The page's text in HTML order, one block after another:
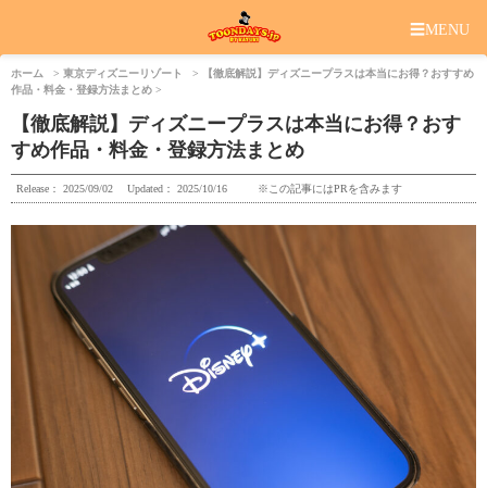
☰MENU
ホーム 東京ディズニーリゾート
【徹底解説】ディズニープラスは本当にお得？おすすめ
作品・料金・登録方法まとめ
【徹底解説】ディズニープラスは本当にお得？おす
すめ作品・料金・登録方法まとめ
Release： 2025/09/02 Updated： 2025/10/16 ※この記事にはPRを含みます